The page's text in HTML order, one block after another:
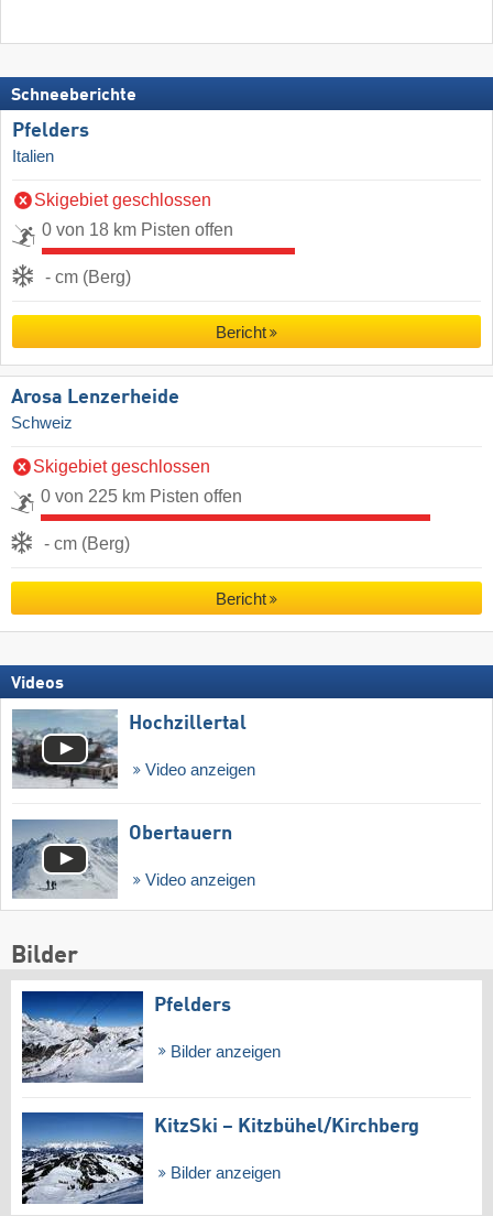
Schneeberichte
Pfelders
Italien
Skigebiet geschlossen
0 von 18 km Pisten offen
- cm (Berg)
Bericht
Arosa Lenzerheide
Schweiz
Skigebiet geschlossen
0 von 225 km Pisten offen
- cm (Berg)
Bericht
Videos
Hochzillertal
Video anzeigen
Obertauern
Video anzeigen
Bilder
Pfelders
Bilder anzeigen
KitzSki – Kitzbühel/​Kirchberg
Bilder anzeigen